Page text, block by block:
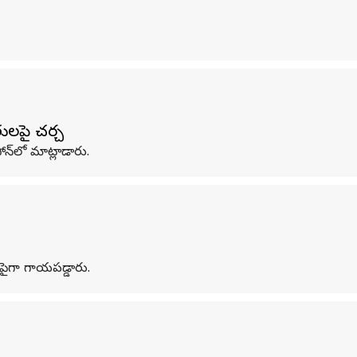
చర్చ
మాట్లాడారు.
గాయపడ్డారు.